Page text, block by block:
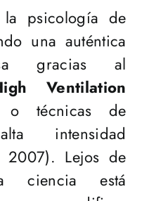
psicología de
una auténtica
gracias al
Ventilation
o técnicas de
intensidad
2007). Lejos de
ciencia está